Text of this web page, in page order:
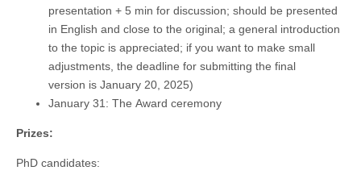
presentation + 5 min for discussion; should be presented
in English and close to the original; a general introduction
to the topic is appreciated; if you want to make small
adjustments, the deadline for submitting the final
version is January 20, 2025)
January 31: The Award ceremony
Prizes:
PhD candidates: